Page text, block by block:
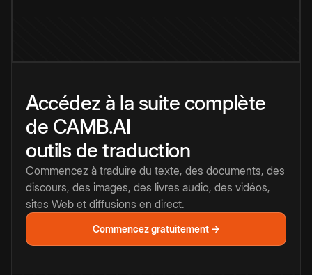
Accédez à la suite complète
de CAMB.AI
outils de traduction
Commencez à traduire du texte, des documents, des
discours, des images, des livres audio, des vidéos,
sites Web et diffusions en direct.
Commencez gratuitement →